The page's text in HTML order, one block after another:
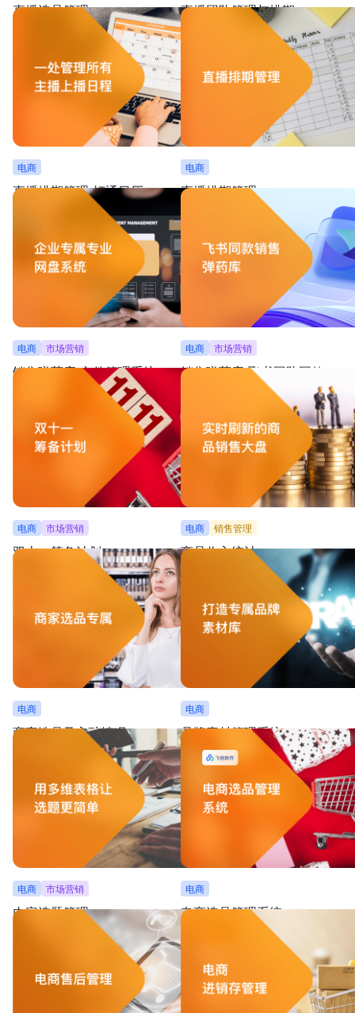
直播选品管理
按行业类型对选品细分，帮助了解产品详情、横向
直播团队管理与排期
用清晰的甘特图管理直播团队的拆解任
个节点按时高质量完成，保障直播顺利落
电商
直播排期管理-打通日历
支持安排值班、查看日程安排、管理员工调班，与
日历联通便于整体排班规划
电商
直播排期管理
包含主播分类、选品列表，支持查询直
牌等信息，通过看板实时追踪直播数据
电商 市场营销
销售弹药库-文件管理系统
涵盖演示素材、展示内容、产品信息、客户案例等
分类，助企业商业化文件实现系统化管理
电商 市场营销
销售弹药库-飞书团队同款
搭建市场素材资料库，按素材类型分类
找；嵌入视频、推文、图片，便于跳转浏
电商 市场营销
双十一筹备计划
备战双十一，用一张表管理双十一所有项目，统筹
项目时间线并分阶段按分工推进
电商 销售管理
商品收入统计
管理各产品销量数据，实时生成最新业
电商
商家选品及入驻情况
通过品牌入驻提报自动收集品牌方信息，汇集成可
视化的相册视图，便于商家实现快速选品
电商
品牌素材管理系统
搭建品牌素材管理系统，一站式解决从
素材资料到内容选题、内容发布的全流程
电商 市场营销
内容选题管理
一表实现选题管理，汇集主题、形式、发布渠道，
直观查看选题参考、提报人与负责人
电商
电商选品管理系统
快速收集选品信息，分类查看便于立项